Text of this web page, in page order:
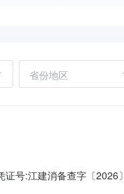
省份地区
号:江建消备查字〔